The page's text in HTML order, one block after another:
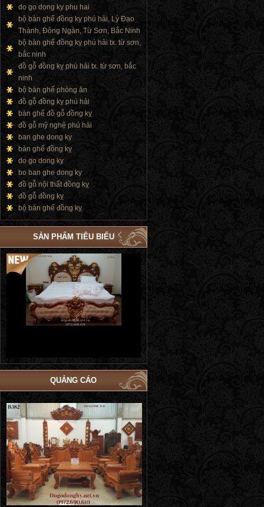
do go dong ky phu hai
bộ bàn ghế đồng kỵ phú hải, Lý Đạo
Thành, Đông Ngàn, Từ Sơn, Bắc Ninh
bộ bàn ghế đồng kỵ phú hải tx. từ sơn,
bắc ninh
đồ gỗ đồng kỵ phú hải tx. từ sơn, bắc
ninh
bộ bàn ghế phòng ăn
đồ gỗ đồng kỵ phú hải
bàn ghế đồ gỗ đồng kỵ
đồ gỗ mỹ nghệ phú hải
ban ghe dong ky
bàn ghế đồng kỵ
do go dong ky
bo ban ghe dong ky
đồ gỗ nội thất đồng kỵ
đồ gỗ đồng kỵ
bộ bàn ghế đồng kỵ
SẢN PHẨM TIÊU BIỂU
Bộ Giường Cô Dâu Dát Vàng | Giường
Cưới Nữ Hoàng Siêu Sang Trọng GN184
Bộ Giường Ngủ Tủ Áo Phòng
| Đồ Gỗ Phú Hải GN183
QUẢNG CÁO